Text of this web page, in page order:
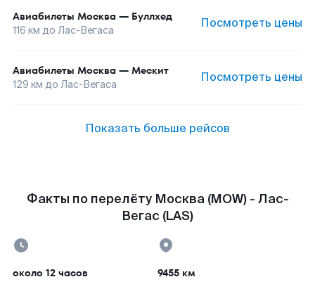
Авиабилеты Москва — Буллхед
116 км до Лас-Вегаса Посмотреть цены
Авиабилеты Москва — Мескит
129 км до Лас-Вегаса Посмотреть цены
Показать больше рейсов
Факты по перелёту Москва (MOW) - Лас-
Вегас (LAS)
около 12 часов 9455 км